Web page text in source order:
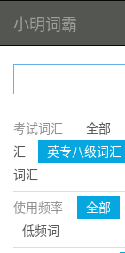
小明词霸
考试词汇 全部
汇
英专八级词汇
词汇
使用频率 全部
低频词